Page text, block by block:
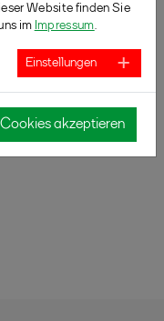
Verfügung.
Lehrteam
Website finden Sie
im Impressum
Einstellungen
akzeptieren